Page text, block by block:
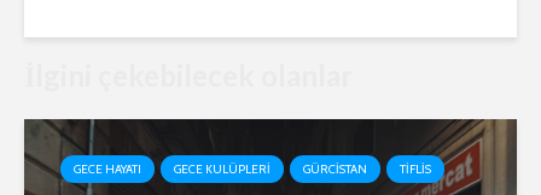
GECE HAYATI GECE KULÜPLERI GÜRCISTAN TIFLIS